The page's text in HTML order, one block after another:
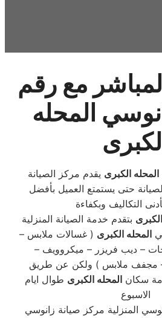
مع رقم
المحله
الكبرى
المحله الكبرى يقدم مركز الصيانة
حتى يستمتع العميل بأفضل
التكاليف وبكفاءة
بتقدم خدمة الصيانة المنزلية
المحله الكبرى ( غسالات ملابس –
– ديب فريزر – ميكروويف –
– مجفف ملابس ) ولكن عن طريق
سكانالمحله الكبرى طوال ايام
الاسبوع
المنزلية مركز صيانة زانوسي